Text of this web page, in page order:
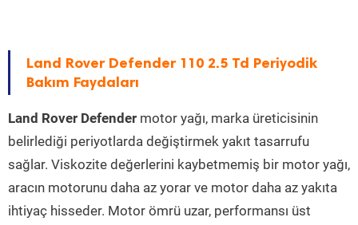
Land Rover Defender 110 2.5 Td Periyodik
Bakım Faydaları
Land Rover Defender motor yağı, marka üreticisinin
belirlediği periyotlarda değiştirmek yakıt tasarrufu
sağlar. Viskozite değerlerini kaybetmemiş bir motor yağı,
aracın motorunu daha az yorar ve motor daha az yakıta
ihtiyaç hisseder. Motor ömrü uzar, performansı üst